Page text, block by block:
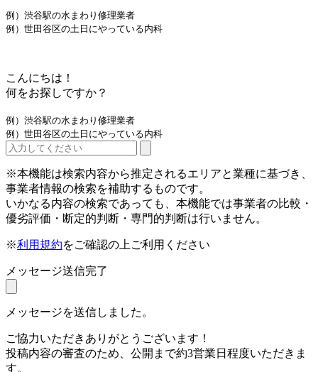
例）渋谷駅の水まわり修理業者
例）世田谷区の土日にやっている内科
こんにちは！
何をお探しですか？
例）渋谷駅の水まわり修理業者
例）世田谷区の土日にやっている内科
※本機能は検索内容から推定されるエリアと業種に基づき、
事業者情報の検索を補助するものです。
いかなる内容の検索であっても、本機能では事業者の比較・
優劣評価・断定的判断・専門的判断は行いません。
※利用規約をご確認の上ご利用ください
メッセージ送信完了
メッセージを送信しました。
ご協力いただきありがとうございます！
投稿内容の審査のため、公開まで約3営業日程度いただきま
す。